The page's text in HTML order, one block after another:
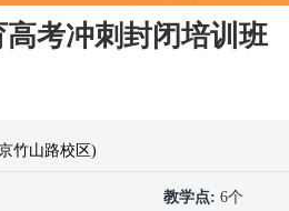
考冲刺封闭培训班
竹山路校区)
教学点: 6个